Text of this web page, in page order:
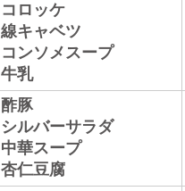
コロッケ
線キャベツ
コンソメスープ
牛乳
酢豚
シルバーサラダ
中華スープ
杏仁豆腐